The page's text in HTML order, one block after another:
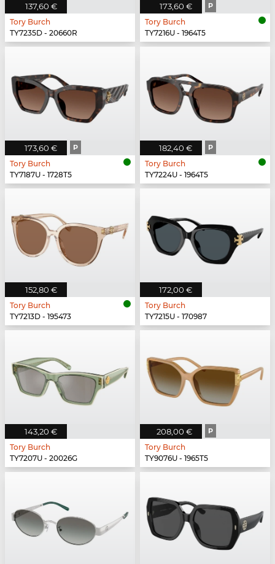
137,60 €
Tory Burch
TY7235D - 20660R
173,60 € P
Tory Burch
TY7216U - 1964T5
173,60 € P
Tory Burch
TY7187U - 1728T5
182,40 € P
Tory Burch
TY7224U - 1964T5
152,80 €
Tory Burch
TY7213D - 195473
172,00 €
Tory Burch
TY7215U - 170987
143,20 €
Tory Burch
TY7207U - 20026G
208,00 € P
Tory Burch
TY9076U - 1965T5